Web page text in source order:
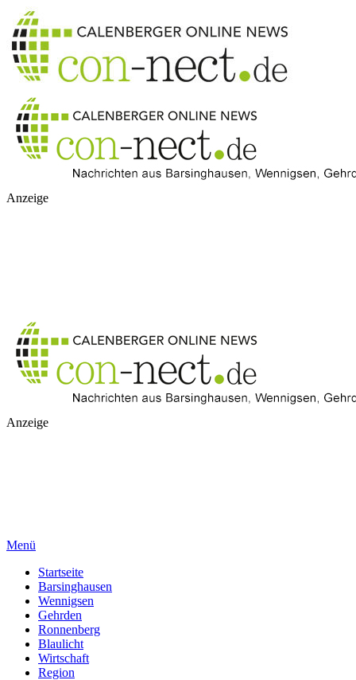
Anzeige
Anzeige
Menü
Startseite
Barsinghausen
Wennigsen
Gehrden
Ronnenberg
Blaulicht
Wirtschaft
Region